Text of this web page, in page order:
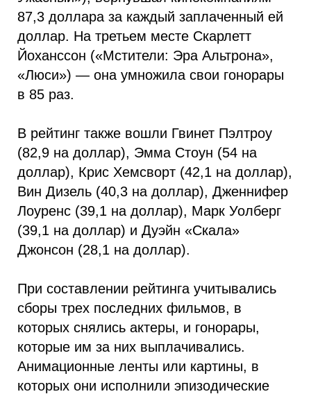
87,3 доллара за каждый заплаченный ей
доллар. На третьем месте Скарлетт
Йоханссон («Мстители: Эра Альтрона»,
«Люси») — она умножила свои гонорары
в 85 раз.
В рейтинг также вошли Гвинет Пэлтроу
(82,9 на доллар), Эмма Стоун (54 на
доллар), Крис Хемсворт (42,1 на доллар),
Вин Дизель (40,3 на доллар), Дженнифер
Лоуренс (39,1 на доллар), Марк Уолберг
(39,1 на доллар) и Дуэйн «Скала»
Джонсон (28,1 на доллар).
При составлении рейтинга учитывались
сборы трех последних фильмов, в
которых снялись актеры, и гонорары,
которые им за них выплачивались.
Анимационные ленты или картины, в
которых они исполнили эпизодические